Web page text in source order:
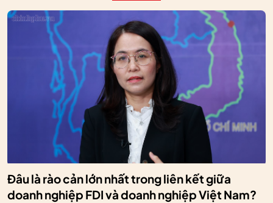
Đâu là rào cản lớn nhất trong liên kết giữa
doanh nghiệp FDI và doanh nghiệp Việt Nam?